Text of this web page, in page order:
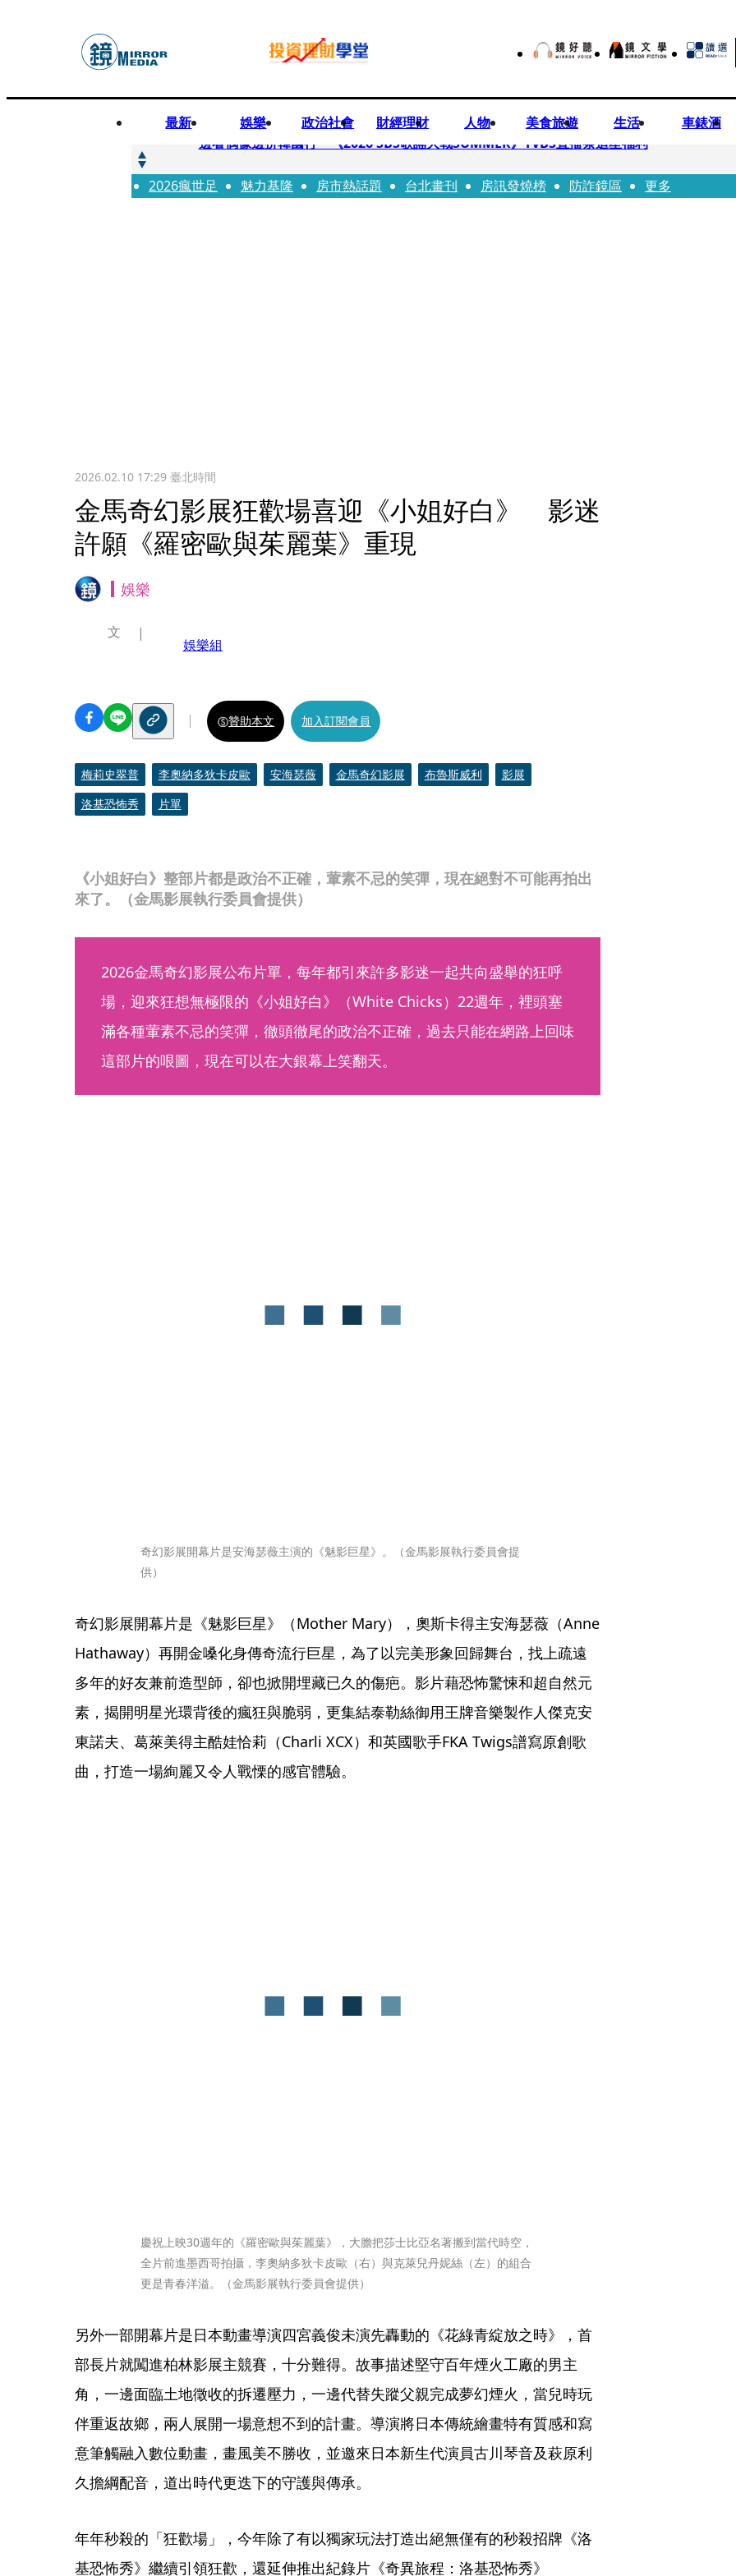
最新 娛樂 政治社會 財經理財 人物 美食旅遊 生活 車錶酒
快訊
邊看偶像邊拚韓國行 《2026 SBS歌謠大戰SUMMER》TVBS直播祭追星福利
快訊
代誌大條火急跳船？ 宏碁派任李文詳接掌兆基屋管2天就喊撤出！
2026瘋世足 魅力基隆 房市熱話題 台北畫刊 房訊發燒榜 防詐鏡區 更多
2026.02.10 17:29臺北時間
金馬奇幻影展狂歡場喜迎《小姐好白》 影迷
許願《羅密歐與茱麗葉》重現
娛樂
《小姐好白》整部片都是政治不正確，葷素不忌的笑彈，現在絕對不可能再拍出
來了。（金馬影展執行委員會提供）
文
娛樂組
贊助本文 加入訂閱會員
梅莉史翠普 李奧納多狄卡皮歐 安海瑟薇 金馬奇幻影展 布魯斯威利
影展
洛基恐怖秀
片單
2026金馬奇幻影展公布片單，每年都引來許多影迷一起共向盛舉的狂呼
場，迎來狂想無極限的《小姐好白》（White Chicks）22週年，裡頭塞
滿各種葷素不忌的笑彈，徹頭徹尾的政治不正確，過去只能在網路上回味
這部片的哏圖，現在可以在大銀幕上笑翻天。
奇幻影展開幕片是安海瑟薇主演的《魅影巨星》。（金馬影展執行委員會提
供）
奇幻影展開幕片是《魅影巨星》（Mother Mary），奧斯卡得主安海瑟薇（Anne
Hathaway）再開金嗓化身傳奇流行巨星，為了以完美形象回歸舞台，找上疏遠
多年的好友兼前造型師，卻也掀開埋藏已久的傷疤。影片藉恐怖驚悚和超自然元
素，揭開明星光環背後的瘋狂與脆弱，更集結泰勒絲御用王牌音樂製作人傑克安
東諾夫、葛萊美得主酷娃恰莉（Charli XCX）和英國歌手FKA Twigs譜寫原創歌
曲，打造一場絢麗又令人戰慄的感官體驗。
慶祝上映30週年的《羅密歐與茱麗葉》，大膽把莎士比亞名著搬到當代時空，
全片前進墨西哥拍攝，李奧納多狄卡皮歐（右）與克萊兒丹妮絲（左）的組合
更是青春洋溢。（金馬影展執行委員會提供）
另外一部開幕片是日本動畫導演四宮義俊未演先轟動的《花綠青綻放之時》，首
部長片就闖進柏林影展主競賽，十分難得。故事描述堅守百年煙火工廠的男主
角，一邊面臨土地徵收的拆遷壓力，一邊代替失蹤父親完成夢幻煙火，當兒時玩
伴重返故鄉，兩人展開一場意想不到的計畫。導演將日本傳統繪畫特有質感和寫
意筆觸融入數位動畫，畫風美不勝收，並邀來日本新生代演員古川琴音及萩原利
久擔綱配音，道出時代更迭下的守護與傳承。
年年秒殺的「狂歡場」，今年除了有以獨家玩法打造出絕無僅有的秒殺招牌《洛
基恐怖秀》繼續引領狂歡，還延伸推出紀錄片《奇異旅程：洛基恐怖秀》